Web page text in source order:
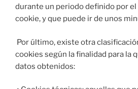
durante un periodo definido por
cookie, y que puede ir de unos
Por último, existe otra
cookies según la finalidad para la
datos obtenidos: